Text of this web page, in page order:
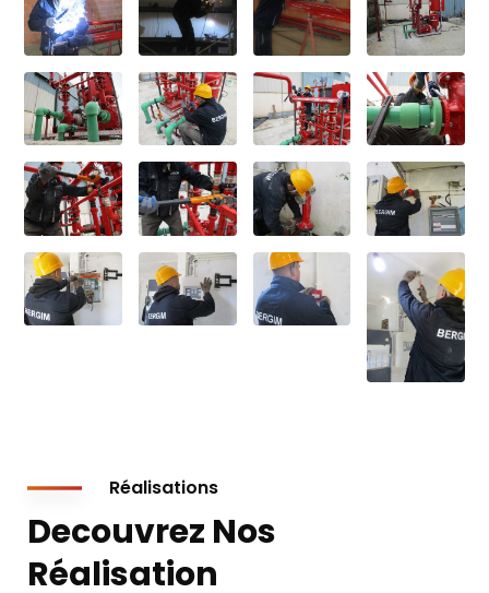
Réalisations
Decouvrez Nos
Réalisation